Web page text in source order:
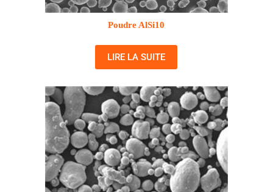
Poudre AlSi10
LIRE LA SUITE